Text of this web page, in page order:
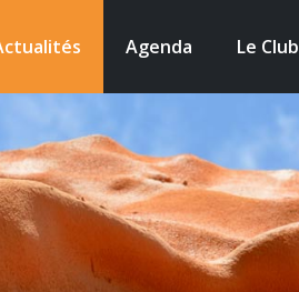
Agenda Le Club